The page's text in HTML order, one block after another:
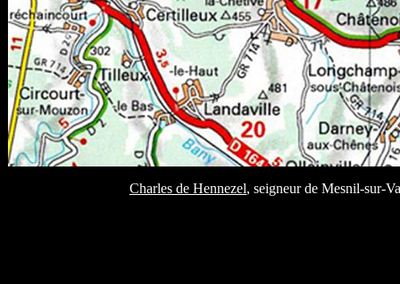
Charles de Hennezel, seigneur de Mesnil-sur-